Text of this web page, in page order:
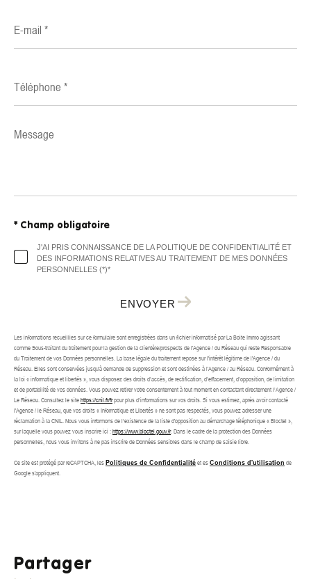
mail
*
*
Message
*
J'AI PRIS CONNAISSANCE DE LA POLITIQUE DE CONFIDENTIALITÉ ET
DES INFORMATIONS RELATIVES AU TRAITEMENT DE MES DONNÉES
PERSONNELLES (*)*
* Champ obligatoire
ENVOYER
Les informations recueillies sur ce formulaire sont enregistrées dans un fichier informatisé par La Boite Immo agissant
comme Sous-traitant du traitement pour la gestion de la clientèle/prospects de l'Agence / du Réseau qui reste Responsable
du Traitement de vos Données personnelles. La base légale du traitement repose sur l'intérêt légitime de l'Agence / du
Réseau. Elles sont conservées jusqu'à demande de suppression et sont destinées à l'Agence / au Réseau. Conformément à
la loi « informatique et libertés », vous disposez des droits d’accès, de rectification, d’effacement, d’opposition, de limitation
et de portabilité de vos données. Vous pouvez retirer votre consentement à tout moment en contactant directement l’Agence /
Le Réseau. Consultez le site https://cnil.fr/frpour plus d’informations sur vos droits. Si vous estimez, après avoir contacté
l'Agence / le Réseau, que vos droits « Informatique et Libertés » ne sont pas respectés, vous pouvez adresser une
réclamation à la CNIL. Nous vous informons de l’existence de la liste d'opposition au démarchage téléphonique « Bloctel »,
sur laquelle vous pouvez vous inscrire ici : https://www.bloctel.gouv.fr. Dans le cadre de la protection des Données
personnelles, nous vous invitons à ne pas inscrire de Données sensibles dans le champ de saisie libre.
Ce site est protégé par reCAPTCHA, les Politiques de Confidentialité et es Conditions d'utilisation de
Google s'appliquent.
partager